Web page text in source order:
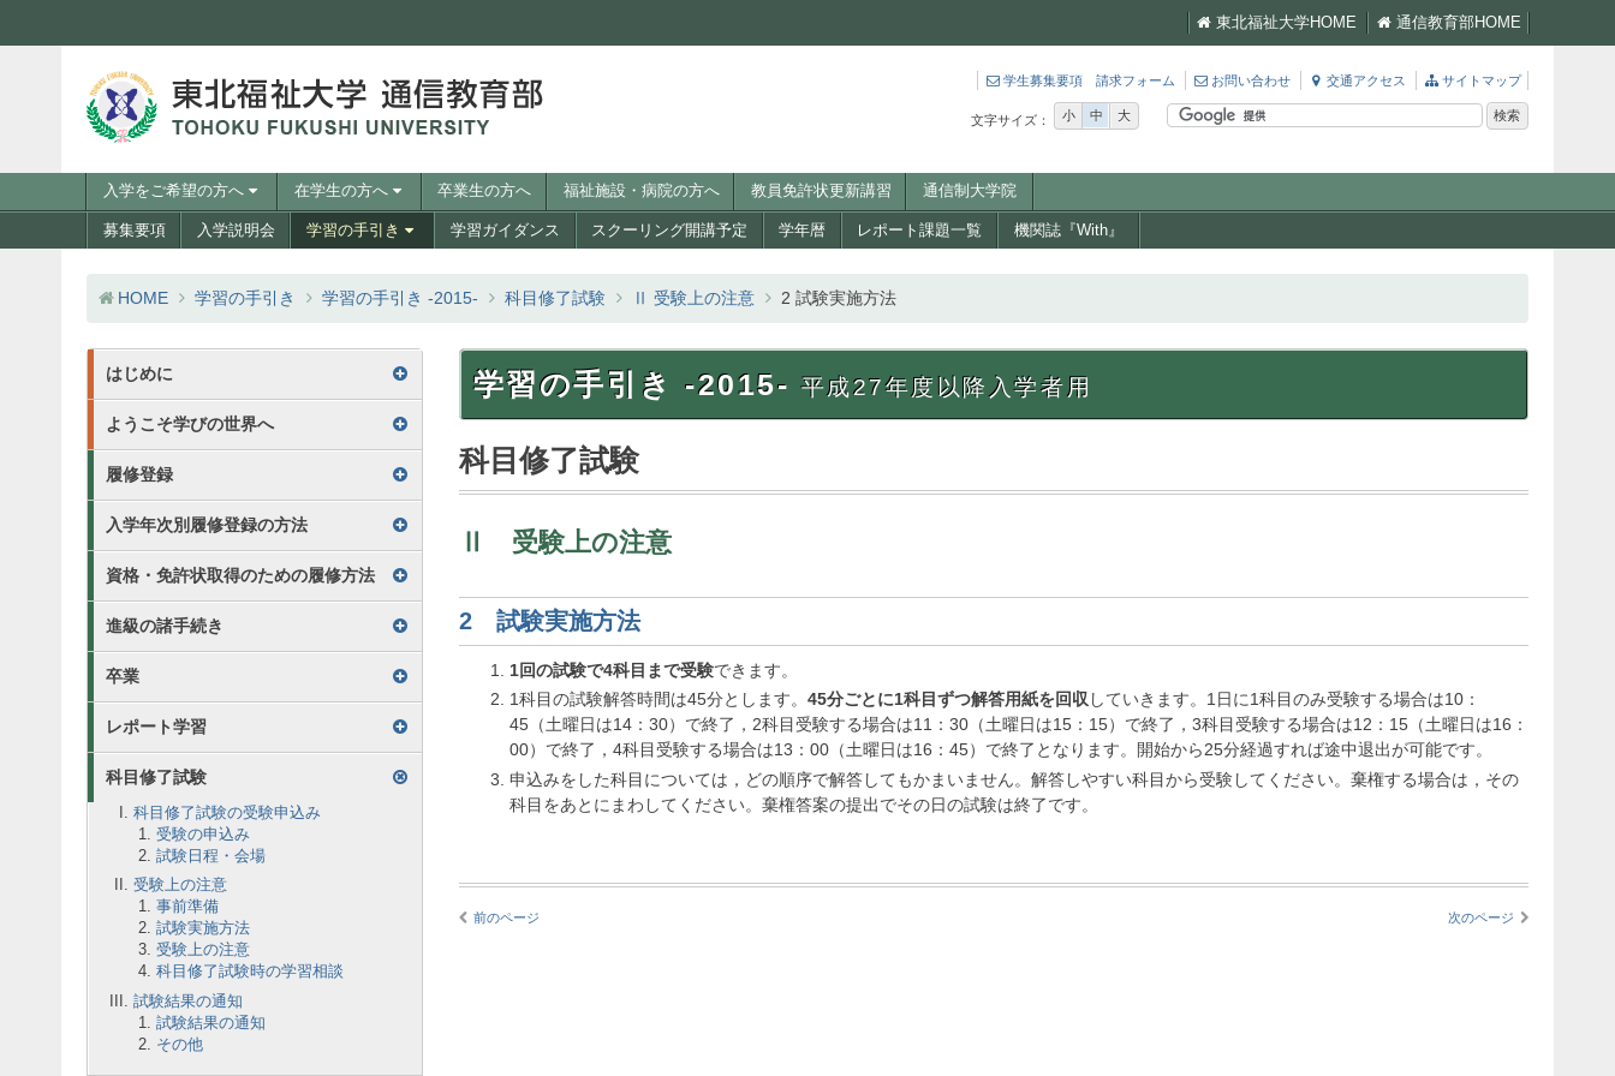
東北福祉大学HOME 通信教育部HOME
学生募集要項 請求フォーム お問い合わせ 交通アクセス サイトマップ
文字サイズ： 小 中 大
訪問者別メニュー
コンテンツへスキップ入学をご希望の方へ 在学生の方へ 卒業生の方へ 福祉施設・病院の方へ 教員免許状更新講習 通信制大学院
メニュー募集要項 入学説明会 学習の手引き 学習ガイダンス スクーリング開講予定 学年暦 レポート課題一覧 機関誌『With』
HOME 学習の手引き 学習の手引き -2015- 科目修了試験 Ⅱ 受験上の注意 2 試験実施方法
学習の手引き -2015-平成27年度以降入学者用
科目修了試験
Ⅱ 受験上の注意
2 試験実施方法
1回の試験で4科目まで受験できます。
1科目の試験解答時間は45分とします。 45分ごとに1科目ずつ解答用紙を回収していきます。1日に1科目のみ受験する場合は10：
45（土曜日は14：30）で終了，2科目受験する場合は11：30（土曜日は15：15）で終了，3科目受験する場合は12：15（土曜日は16：
00）で終了，4科目受験する場合は13：00（土曜日は16：45）で終了となります。開始から25分経過すれば途中退出が可能です。
申込みをした科目については，どの順序で解答してもかまいません。解答しやすい科目から受験してください。棄権する場合は，その
科目をあとにまわしてください。棄権答案の提出でその日の試験は終了です。
前のページ 次のページ
学習の手引き 目次
はじめに
ようこそ学びの世界へ
履修登録
入学年次別履修登録の方法
資格・免許状取得のための履修方法
進級の諸手続き
卒業
レポート学習
科目修了試験
科目修了試験の受験申込み
受験の申込み
試験日程・会場
受験上の注意
事前準備
試験実施方法
受験上の注意
科目修了試験時の学習相談
試験結果の通知
試験結果の通知
その他